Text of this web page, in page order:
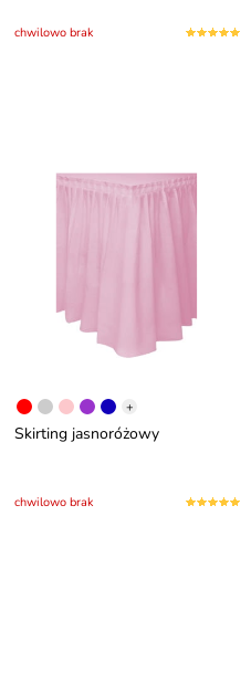
chwilowo brak
+
Skirting jasnoróżowy
chwilowo brak